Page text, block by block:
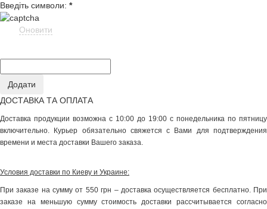
Введіть символи: *
Оновити
ДОСТАВКА ТА ОПЛАТА
Доставка продукции возможна с 10:00 до 19:00 с понедельника по пятницу
включительно. Курьер обязательно свяжется с Вами для подтверждения
времени и места доставки Вашего заказа.
Условия доставки по Киеву и Украине:
При заказе на сумму от 550 грн – доставка осуществляется бесплатно. При
заказе на меньшую сумму стоимость доставки рассчитывается согласно